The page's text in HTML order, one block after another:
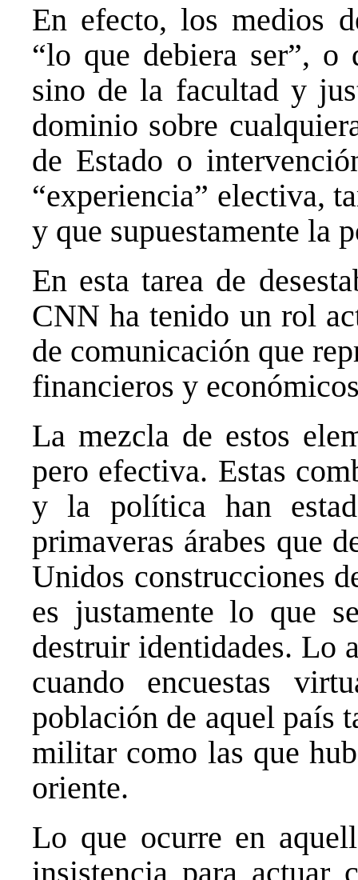
En efecto, los medios
“lo que debiera ser”, o
sino de la facultad y
dominio sobre
de Estado o
“experiencia” electiva,
y que supuestamente la
En esta tarea de
CNN ha tenido un rol
de comunicación que
financieros y
La mezcla de estos
pero efectiva. Estas
y la política han
primaveras árabes que
Unidos construcciones
es justamente lo que
destruir identidades. Lo
cuando encuestas
población de aquel país
militar como las que
oriente.
Lo que ocurre en
insistencia para actuar